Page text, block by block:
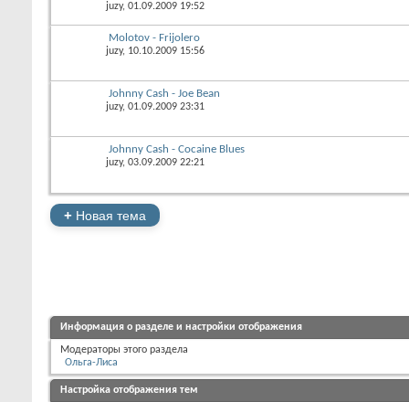
juzy, 01.09.2009 19:52
Molotov - Frijolero
juzy, 10.10.2009 15:56
Johnny Cash - Joe Bean
juzy, 01.09.2009 23:31
Johnny Cash - Cocaine Blues
juzy, 03.09.2009 22:21
+ Новая тема
Информация о разделе и настройки отображения
Модераторы этого раздела
Ольга-Лиса
Настройка отображения тем